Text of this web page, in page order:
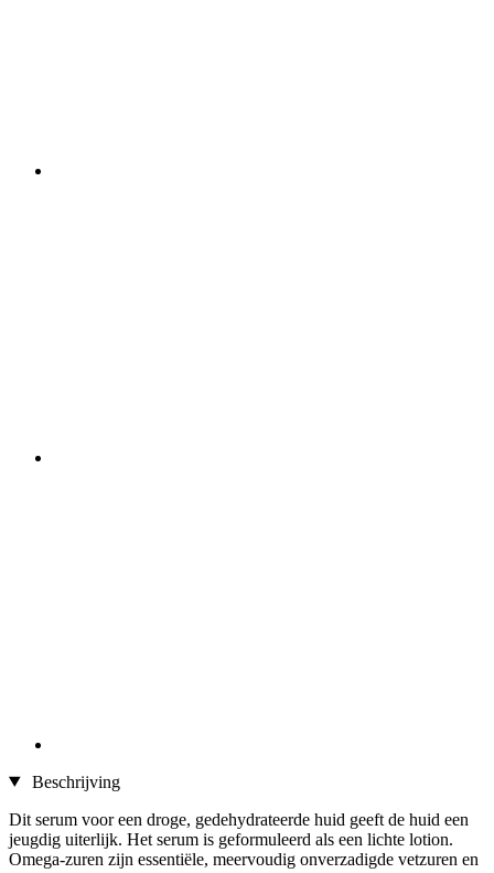
Beschrijving
Dit serum voor een droge, gedehydrateerde huid geeft de huid een
jeugdig uiterlijk. Het serum is geformuleerd als een lichte lotion.
Omega-zuren zijn essentiële, meervoudig onverzadigde vetzuren en